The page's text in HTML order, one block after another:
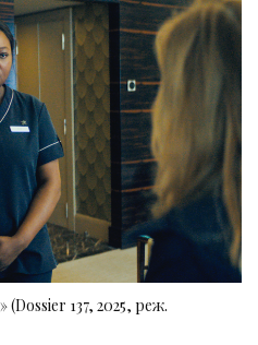
137, 2025, реж.